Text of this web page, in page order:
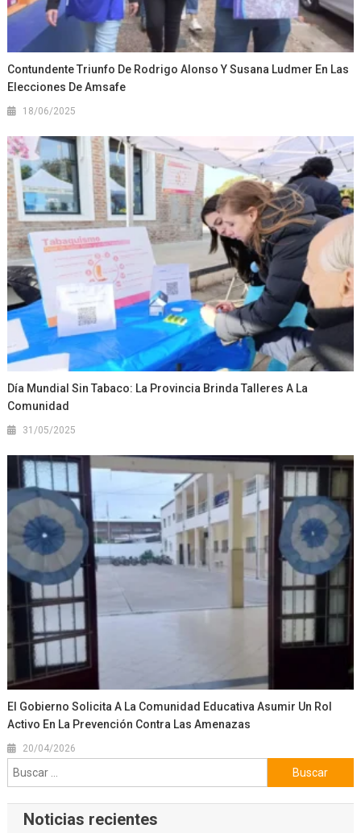
Contundente Triunfo De Rodrigo Alonso Y Susana Ludmer En Las
Elecciones De Amsafe
18/06/2025
Día Mundial Sin Tabaco: La Provincia Brinda Talleres A La
Comunidad
31/05/2025
El Gobierno Solicita A La Comunidad Educativa Asumir Un Rol
Activo En La Prevención Contra Las Amenazas
20/04/2026
Buscar:
Noticias recientes